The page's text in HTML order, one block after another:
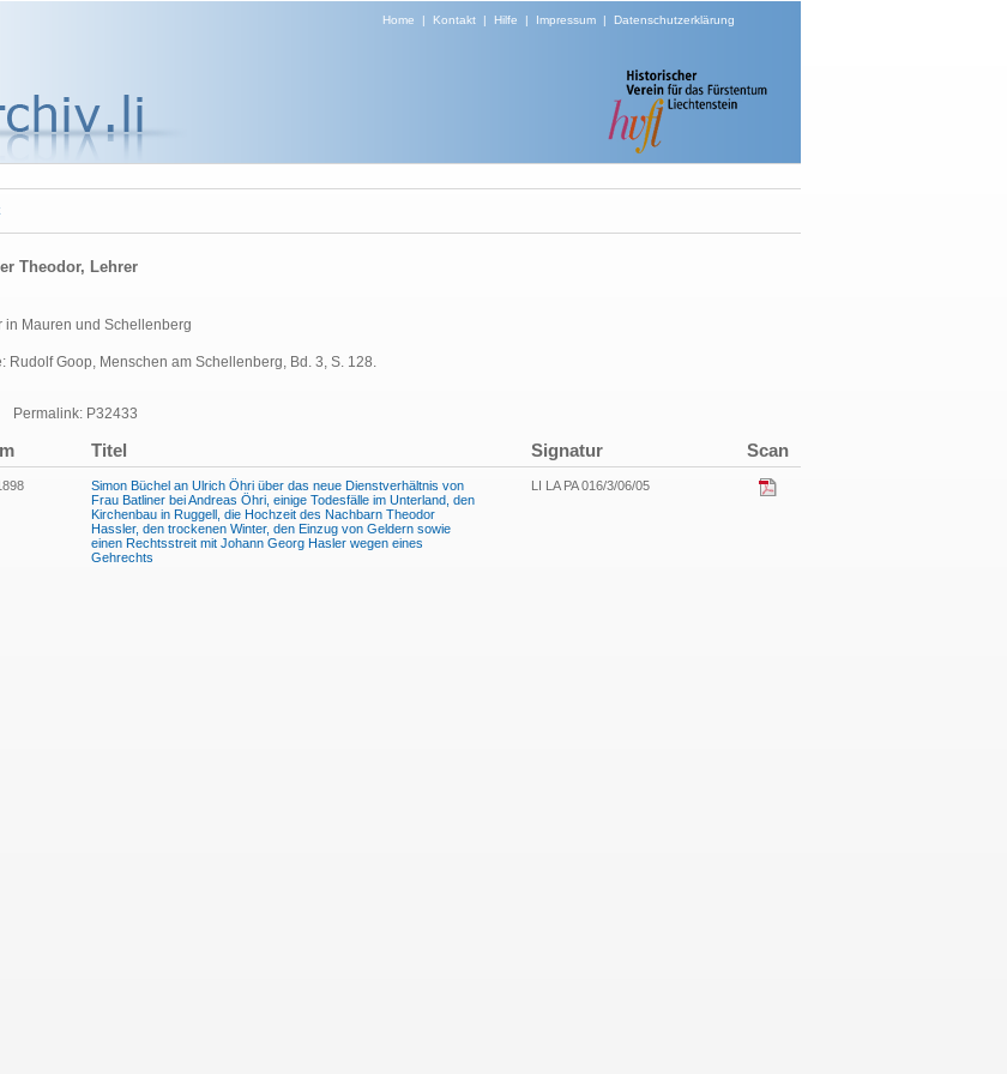
Home | Kontakt| Hilfe | Impressum| Datenschutzerklärung
Theodor, Lehrer
in Mauren und Schellenberg
Rudolf Goop, Menschen am Schellenberg, Bd. 3, S. 128.
Permalink: P32433
Titel Signatur Scan
Simon Büchel an Ulrich Öhri über das neue Dienstverhältnis von
Frau Batliner bei Andreas Öhri, einige Todesfälle im Unterland, den
Kirchenbau in Ruggell, die Hochzeit des Nachbarn Theodor
Hassler, den trockenen Winter, den Einzug von Geldern sowie
einen Rechtsstreit mit Johann Georg Hasler wegen eines
Gehrechts
LI LA PA 016/3/06/05